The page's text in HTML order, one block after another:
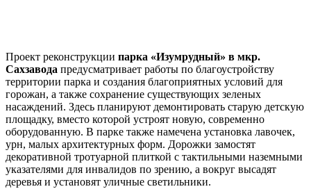
Проект реконструкции парка «Изумрудный» в мкр.
Сахзавода предусматривает работы по благоустройству
территории парка и создания благоприятных условий для
горожан, а также сохранение существующих зеленых
насаждений. Здесь планируют демонтировать старую детскую
площадку, вместо которой устроят новую, современно
оборудованную. В парке также намечена установка лавочек,
урн, малых архитектурных форм. Дорожки замостят
декоративной тротуарной плиткой с тактильными наземными
указателями для инвалидов по зрению, а вокруг высадят
деревья и установят уличные светильники.